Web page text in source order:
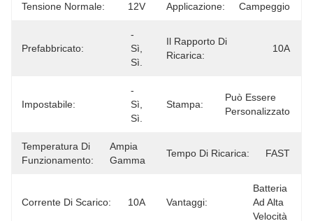
Tensione Normale: 12V Applicazione: Campeggio
Prefabbricato:
-
Sì,
Sì.
Il Rapporto Di
Ricarica:
10A
Impostabile:
-
Sì,
Sì.
Stampa:
Può Essere
Personalizzato
Temperatura Di
Funzionamento:
Ampia
Gamma
Tempo Di Ricarica: FAST
Corrente Di Scarico: 10A Vantaggi:
Batteria
Ad Alta
Velocità